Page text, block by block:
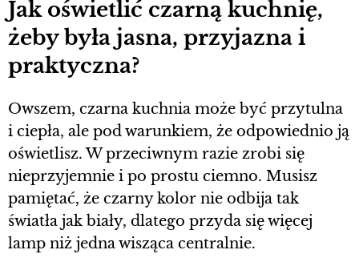
Jak oświetlić czarną kuchnię,
żeby była jasna, przyjazna i
praktyczna?
Owszem, czarna kuchnia może być przytulna
i ciepła, ale pod warunkiem, że odpowiednio ją
oświetlisz. W przeciwnym razie zrobi się
nieprzyjemnie i po prostu ciemno. Musisz
pamiętać, że czarny kolor nie odbija tak
światła jak biały, dlatego przyda się więcej
lamp niż jedna wisząca centralnie.